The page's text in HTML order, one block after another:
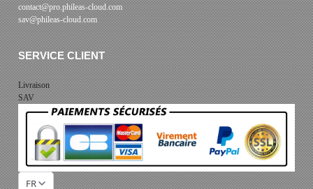
contact@pro.phileas-cloud.com
sav@phileas-cloud.com
SERVICE CLIENT
Livraison
SAV
FR